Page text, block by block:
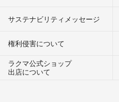
サステナビリティメッセージ
権利侵害について
ラクマ公式ショップ
出店について